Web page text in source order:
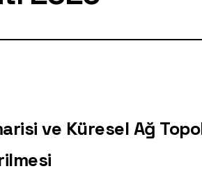
ve Küresel Ağ